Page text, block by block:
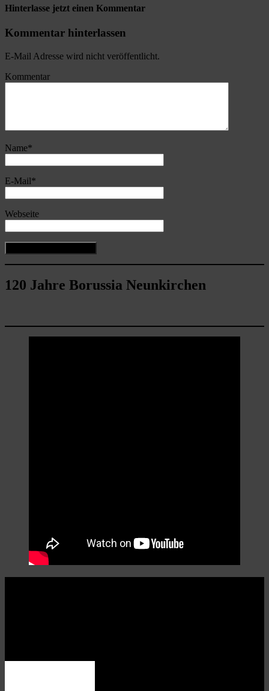
Hinterlasse jetzt einen Kommentar
Kommentar hinterlassen
E-Mail Adresse wird nicht veröffentlicht.
Kommentar
Name*
E-Mail*
Webseite
120 Jahre Borussia Neunkirchen